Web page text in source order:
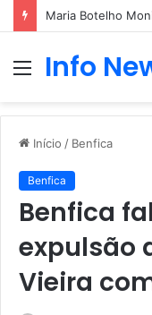
Maria Botelho
Menu
Info
Início / Benfica
Benfica
Benfica
expulsão
Vieira